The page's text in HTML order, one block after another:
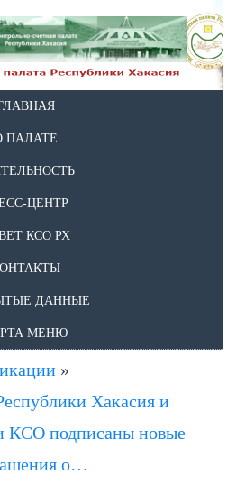
ПАЛАТЕ
ЦЕНТР
КСО РХ
ДАННЫЕ
МЕНЮ
»
Хакасия и
КСО подписаны новые
о…